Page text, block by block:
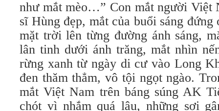
như mắt mèo…” Con mắt người Việt
sĩ Hùng đẹp, mắt của buổi sáng
mặt trời lên từng đường ánh sáng,
lân tinh dưới ánh trăng, mắt nhìn
rừng xanh từ ngày di cư vào Long
đen thăm thẳm, vô tội ngọt ngào.
mắt Việt Nam trên báng súng AK
chót vì nhắm quá lâu, những sợi